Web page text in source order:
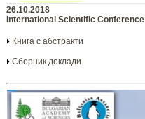
26.10.2018
International Scientific Conference
Книга с абстракти
Сборник доклади